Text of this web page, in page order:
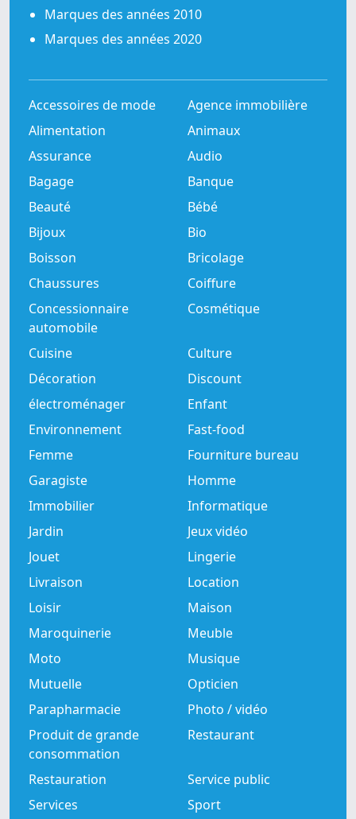
Marques des années 2010
Marques des années 2020
Accessoires de mode
Agence immobilière
Alimentation
Animaux
Assurance
Audio
Bagage
Banque
Beauté
Bébé
Bijoux
Bio
Boisson
Bricolage
Chaussures
Coiffure
Concessionnaire
automobile
Cosmétique
Cuisine
Culture
Décoration
Discount
électroménager
Enfant
Environnement
Fast-food
Femme
Fourniture bureau
Garagiste
Homme
Immobilier
Informatique
Jardin
Jeux vidéo
Jouet
Lingerie
Livraison
Location
Loisir
Maison
Maroquinerie
Meuble
Moto
Musique
Mutuelle
Opticien
Parapharmacie
Photo / vidéo
Produit de grande
consommation
Restaurant
Restauration
Service public
Services
Sport